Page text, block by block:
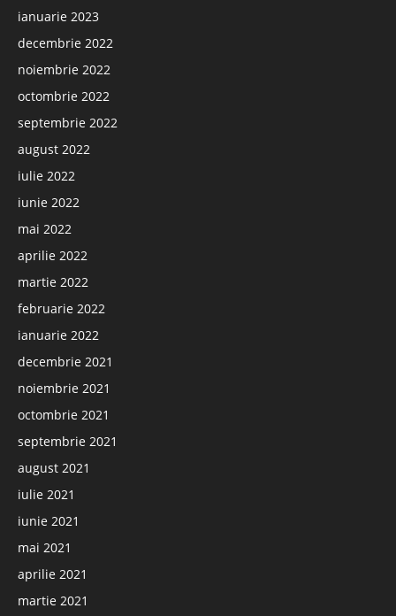
ianuarie 2023
decembrie 2022
noiembrie 2022
octombrie 2022
septembrie 2022
august 2022
iulie 2022
iunie 2022
mai 2022
aprilie 2022
martie 2022
februarie 2022
ianuarie 2022
decembrie 2021
noiembrie 2021
octombrie 2021
septembrie 2021
august 2021
iulie 2021
iunie 2021
mai 2021
aprilie 2021
martie 2021